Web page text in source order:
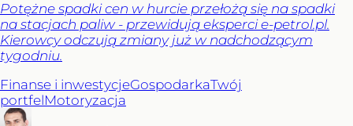
Potężne spadki cen w hurcie przełożą się na spadki
na stacjach paliw - przewidują eksperci e-petrol.pl.
Kierowcy odczują zmiany już w nadchodzącym
tygodniu.
Finanse i inwestycjeGospodarkaTwój
portfelMotoryzacja